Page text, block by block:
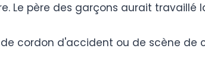
Le père des garçons aurait travaillé